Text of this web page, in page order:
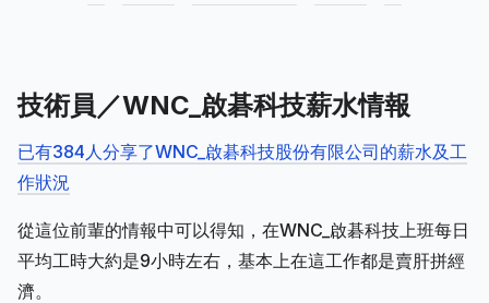
技術員／WNC_啟碁科技薪水情報
已有384人分享了WNC_啟碁科技股份有限公司的薪水及工
作狀況
從這位前輩的情報中可以得知，在WNC_啟碁科技上班每日
平均工時大約是9小時左右，基本上在這工作都是賣肝拼經
濟。